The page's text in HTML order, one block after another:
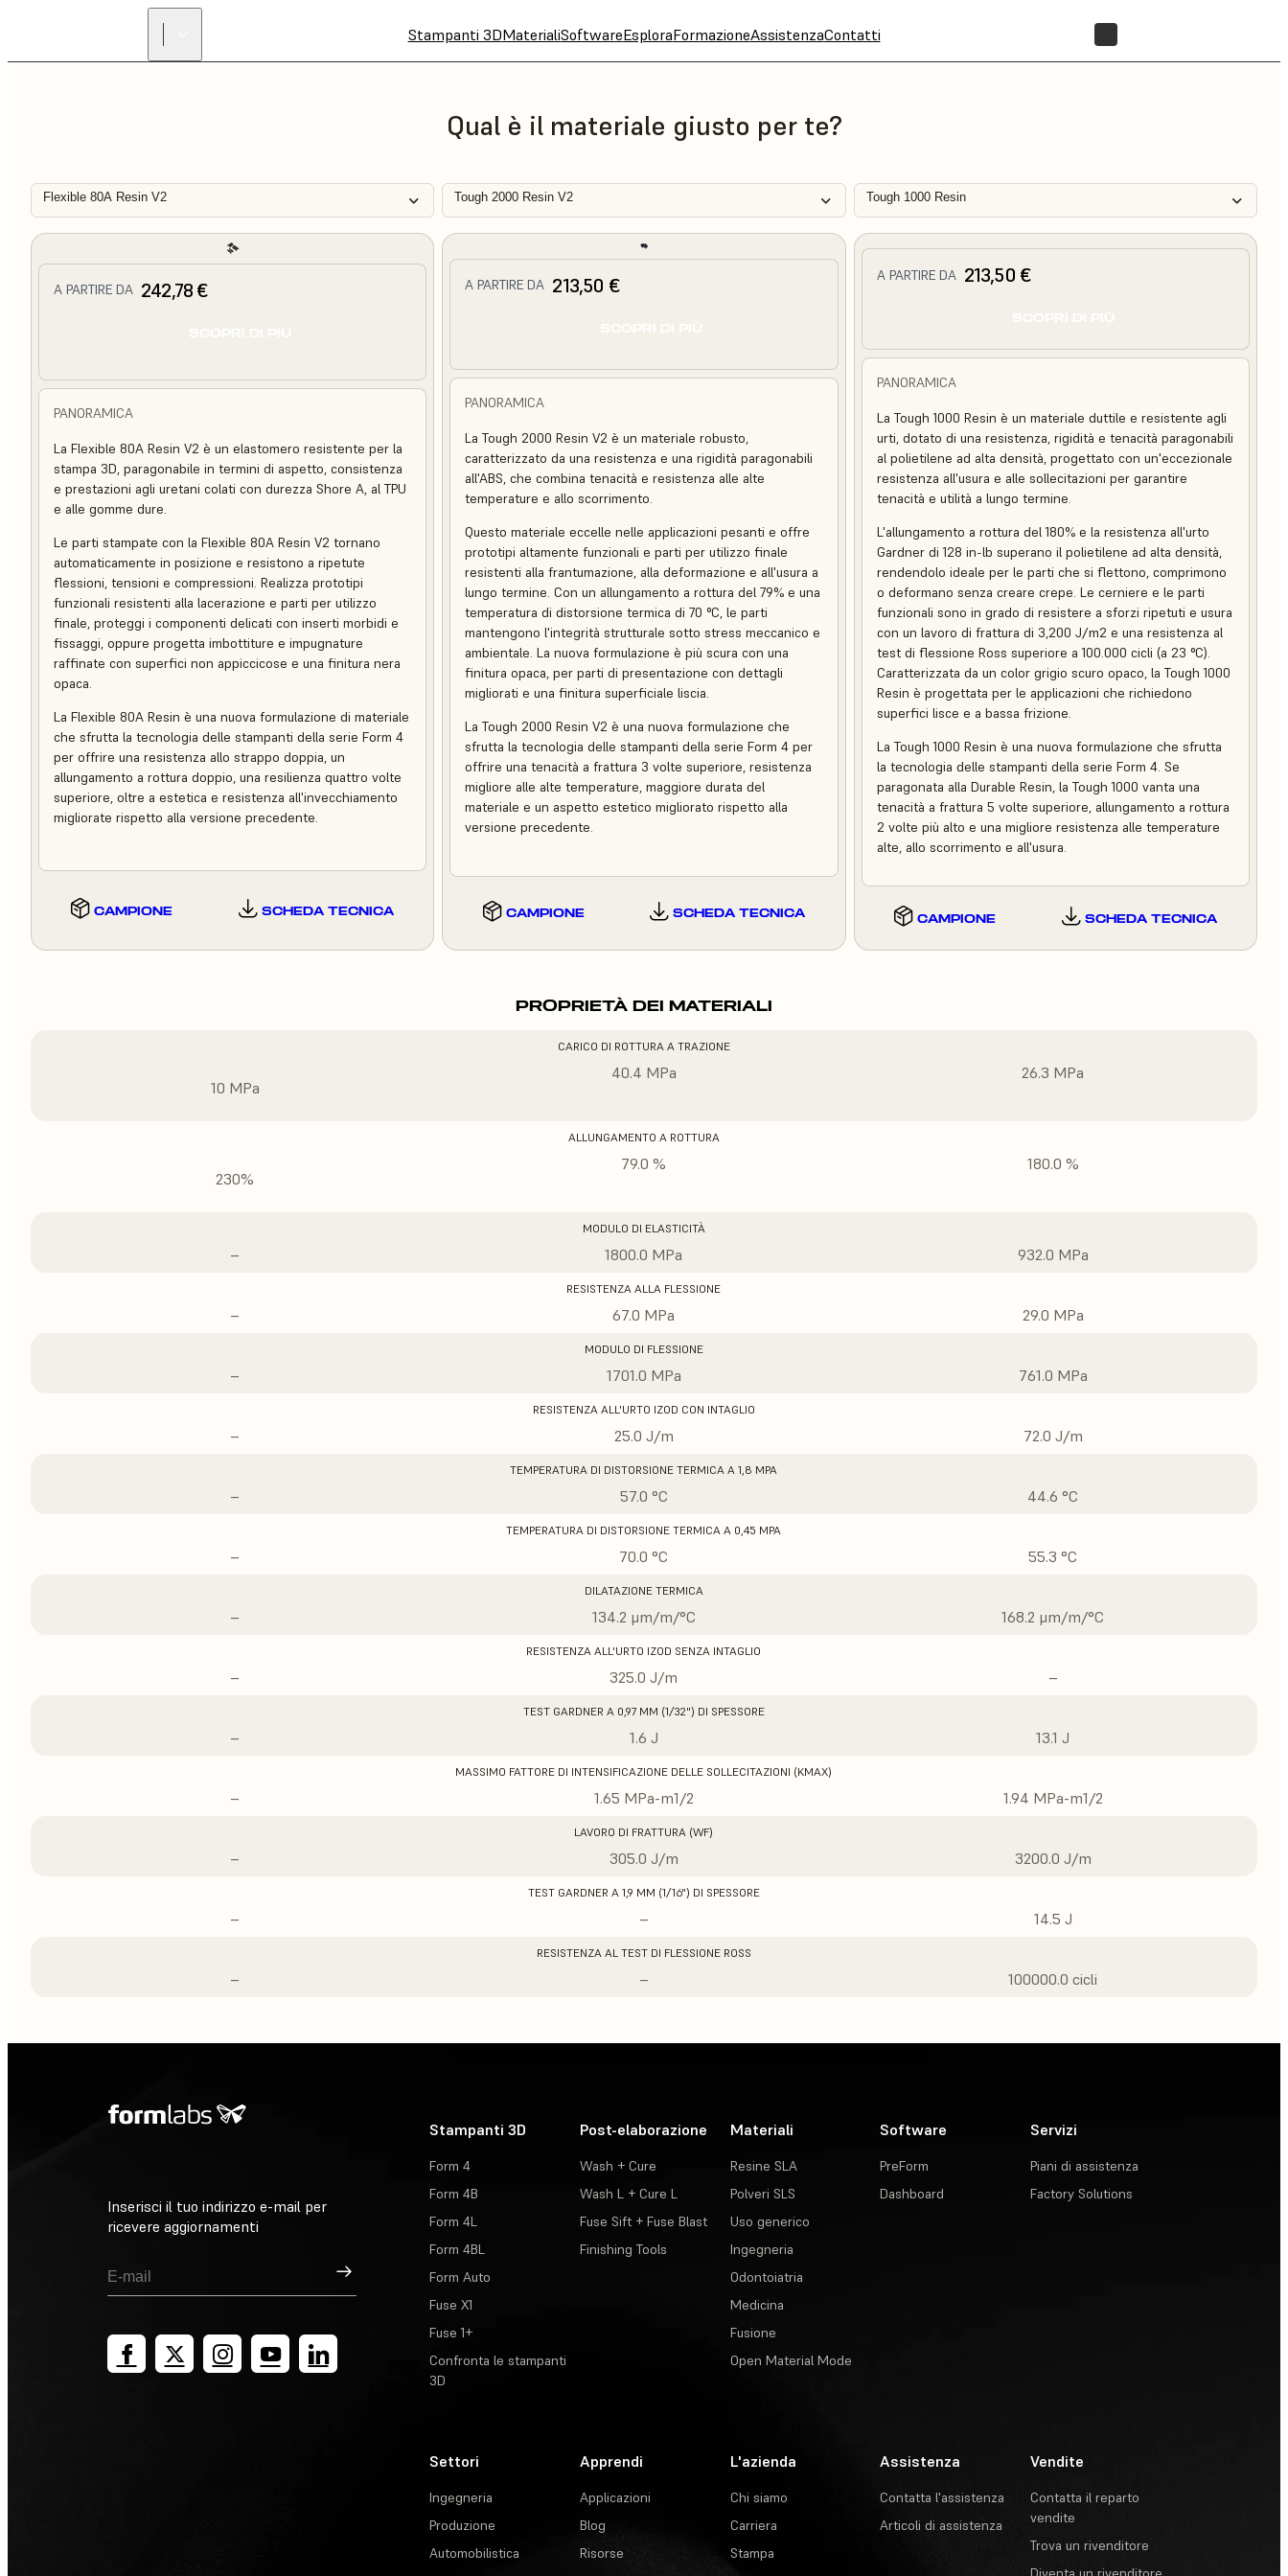
Stampanti 3DMaterialiSoftwareEsploraFormazioneAssistenzaContatti
Qual è il materiale giusto per te?
Flexible 80A Resin V2 Tough 2000 Resin V2 Tough 1000 Resin
A PARTIRE DA 242,78 €
PANORAMICA
La Flexible 80A Resin V2 è un elastomero resistente per la
stampa 3D, paragonabile in termini di aspetto, consistenza
e prestazioni agli uretani colati con durezza Shore A, al TPU
e alle gomme dure.
Le parti stampate con la Flexible 80A Resin V2 tornano
automaticamente in posizione e resistono a ripetute
flessioni, tensioni e compressioni. Realizza prototipi
funzionali resistenti alla lacerazione e parti per utilizzo
finale, proteggi i componenti delicati con inserti morbidi e
fissaggi, oppure progetta imbottiture e impugnature
raffinate con superfici non appiccicose e una finitura nera
opaca.
La Flexible 80A Resin è una nuova formulazione di materiale
che sfrutta la tecnologia delle stampanti della serie Form 4
per offrire una resistenza allo strappo doppia, un
allungamento a rottura doppio, una resilienza quattro volte
superiore, oltre a estetica e resistenza all'invecchiamento
migliorate rispetto alla versione precedente.
CAMPIONE SCHEDA TECNICA
A PARTIRE DA 213,50 €
PANORAMICA
La Tough 2000 Resin V2 è un materiale robusto,
caratterizzato da una resistenza e una rigidità paragonabili
all'ABS, che combina tenacità e resistenza alle alte
temperature e allo scorrimento.
Questo materiale eccelle nelle applicazioni pesanti e offre
prototipi altamente funzionali e parti per utilizzo finale
resistenti alla frantumazione, alla deformazione e all'usura a
lungo termine. Con un allungamento a rottura del 79% e una
temperatura di distorsione termica di 70 °C, le parti
mantengono l'integrità strutturale sotto stress meccanico e
ambientale. La nuova formulazione è più scura con una
finitura opaca, per parti di presentazione con dettagli
migliorati e una finitura superficiale liscia.
La Tough 2000 Resin V2 è una nuova formulazione che
sfrutta la tecnologia delle stampanti della serie Form 4 per
offrire una tenacità a frattura 3 volte superiore, resistenza
migliore alle alte temperature, maggiore durata del
materiale e un aspetto estetico migliorato rispetto alla
versione precedente.
CAMPIONE SCHEDA TECNICA
A PARTIRE DA 213,50 €
PANORAMICA
La Tough 1000 Resin è un materiale duttile e resistente agli
urti, dotato di una resistenza, rigidità e tenacità paragonabili
al polietilene ad alta densità, progettato con un'eccezionale
resistenza all'usura e alle sollecitazioni per garantire
tenacità e utilità a lungo termine.
L'allungamento a rottura del 180% e la resistenza all'urto
Gardner di 128 in-lb superano il polietilene ad alta densità,
rendendolo ideale per le parti che si flettono, comprimono
o deformano senza creare crepe. Le cerniere e le parti
funzionali sono in grado di resistere a sforzi ripetuti e usura
con un lavoro di frattura di 3,200 J/m2 e una resistenza al
test di flessione Ross superiore a 100.000 cicli (a 23 °C).
Caratterizzata da un color grigio scuro opaco, la Tough 1000
Resin è progettata per le applicazioni che richiedono
superfici lisce e a bassa frizione.
La Tough 1000 Resin è una nuova formulazione che sfrutta
la tecnologia delle stampanti della serie Form 4. Se
paragonata alla Durable Resin, la Tough 1000 vanta una
tenacità a frattura 5 volte superiore, allungamento a rottura
2 volte più alto e una migliore resistenza alle temperature
alte, allo scorrimento e all'usura.
CAMPIONE SCHEDA TECNICA
PROPRIETÀ DEI MATERIALI
CARICO DI ROTTURA A TRAZIONE
10 MPa
40.4 MPa 26.3 MPa
ALLUNGAMENTO A ROTTURA
230%
79.0 % 180.0 %
MODULO DI ELASTICITÀ
– 1800.0 MPa 932.0 MPa
RESISTENZA ALLA FLESSIONE
– 67.0 MPa 29.0 MPa
MODULO DI FLESSIONE
– 1701.0 MPa 761.0 MPa
RESISTENZA ALL'URTO IZOD CON INTAGLIO
– 25.0 J/m 72.0 J/m
TEMPERATURA DI DISTORSIONE TERMICA A 1,8 MPA
– 57.0 °C 44.6 °C
TEMPERATURA DI DISTORSIONE TERMICA A 0,45 MPA
– 70.0 °C 55.3 °C
DILATAZIONE TERMICA
– 134.2 μm/m/°C 168.2 μm/m/°C
RESISTENZA ALL'URTO IZOD SENZA INTAGLIO
– 325.0 J/m –
TEST GARDNER A 0,97 MM (1/32") DI SPESSORE
– 1.6 J 13.1 J
MASSIMO FATTORE DI INTENSIFICAZIONE DELLE SOLLECITAZIONI (KMAX)
– 1.65 MPa-m1/2 1.94 MPa-m1/2
LAVORO DI FRATTURA (WF)
– 305.0 J/m 3200.0 J/m
TEST GARDNER A 1,9 MM (1/16") DI SPESSORE
– – 14.5 J
RESISTENZA AL TEST DI FLESSIONE ROSS
– – 100000.0 cicli
Inserisci il tuo indirizzo e-mail per
ricevere aggiornamenti
Registrati
Stampanti 3D
Form 4
Form 4B
Form 4L
Form 4BL
Form Auto
Fuse X1
Fuse 1+
Confronta le stampanti
3D
Post-elaborazione
Wash + Cure
Wash L + Cure L
Fuse Sift + Fuse Blast
Finishing Tools
Materiali
Resine SLA
Polveri SLS
Uso generico
Ingegneria
Odontoiatria
Medicina
Fusione
Open Material Mode
Software
PreForm
Dashboard
Servizi
Piani di assistenza
Factory Solutions
Settori
Ingegneria
Produzione
Automobilistica
Apprendi
Applicazioni
Blog
Risorse
L'azienda
Chi siamo
Carriera
Stampa
Assistenza
Contatta l'assistenza
Articoli di assistenza
Vendite
Contatta il reparto
vendite
Trova un rivenditore